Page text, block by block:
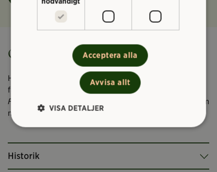
Om Börsen
Har du upptäckt något som behöver åtgärdas i
fastigheten? Fyll i formuläret under knappen
Felanmälan
, så ser vi till att ärendet hanteras så fort som
möjligt.
Historik
Acceptera alla
Avvisa allt
VISA DETALJER